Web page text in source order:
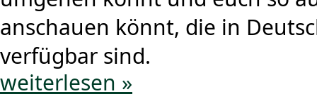
anschauen könnt, die in
verfügbar sind.
weiterlesen »